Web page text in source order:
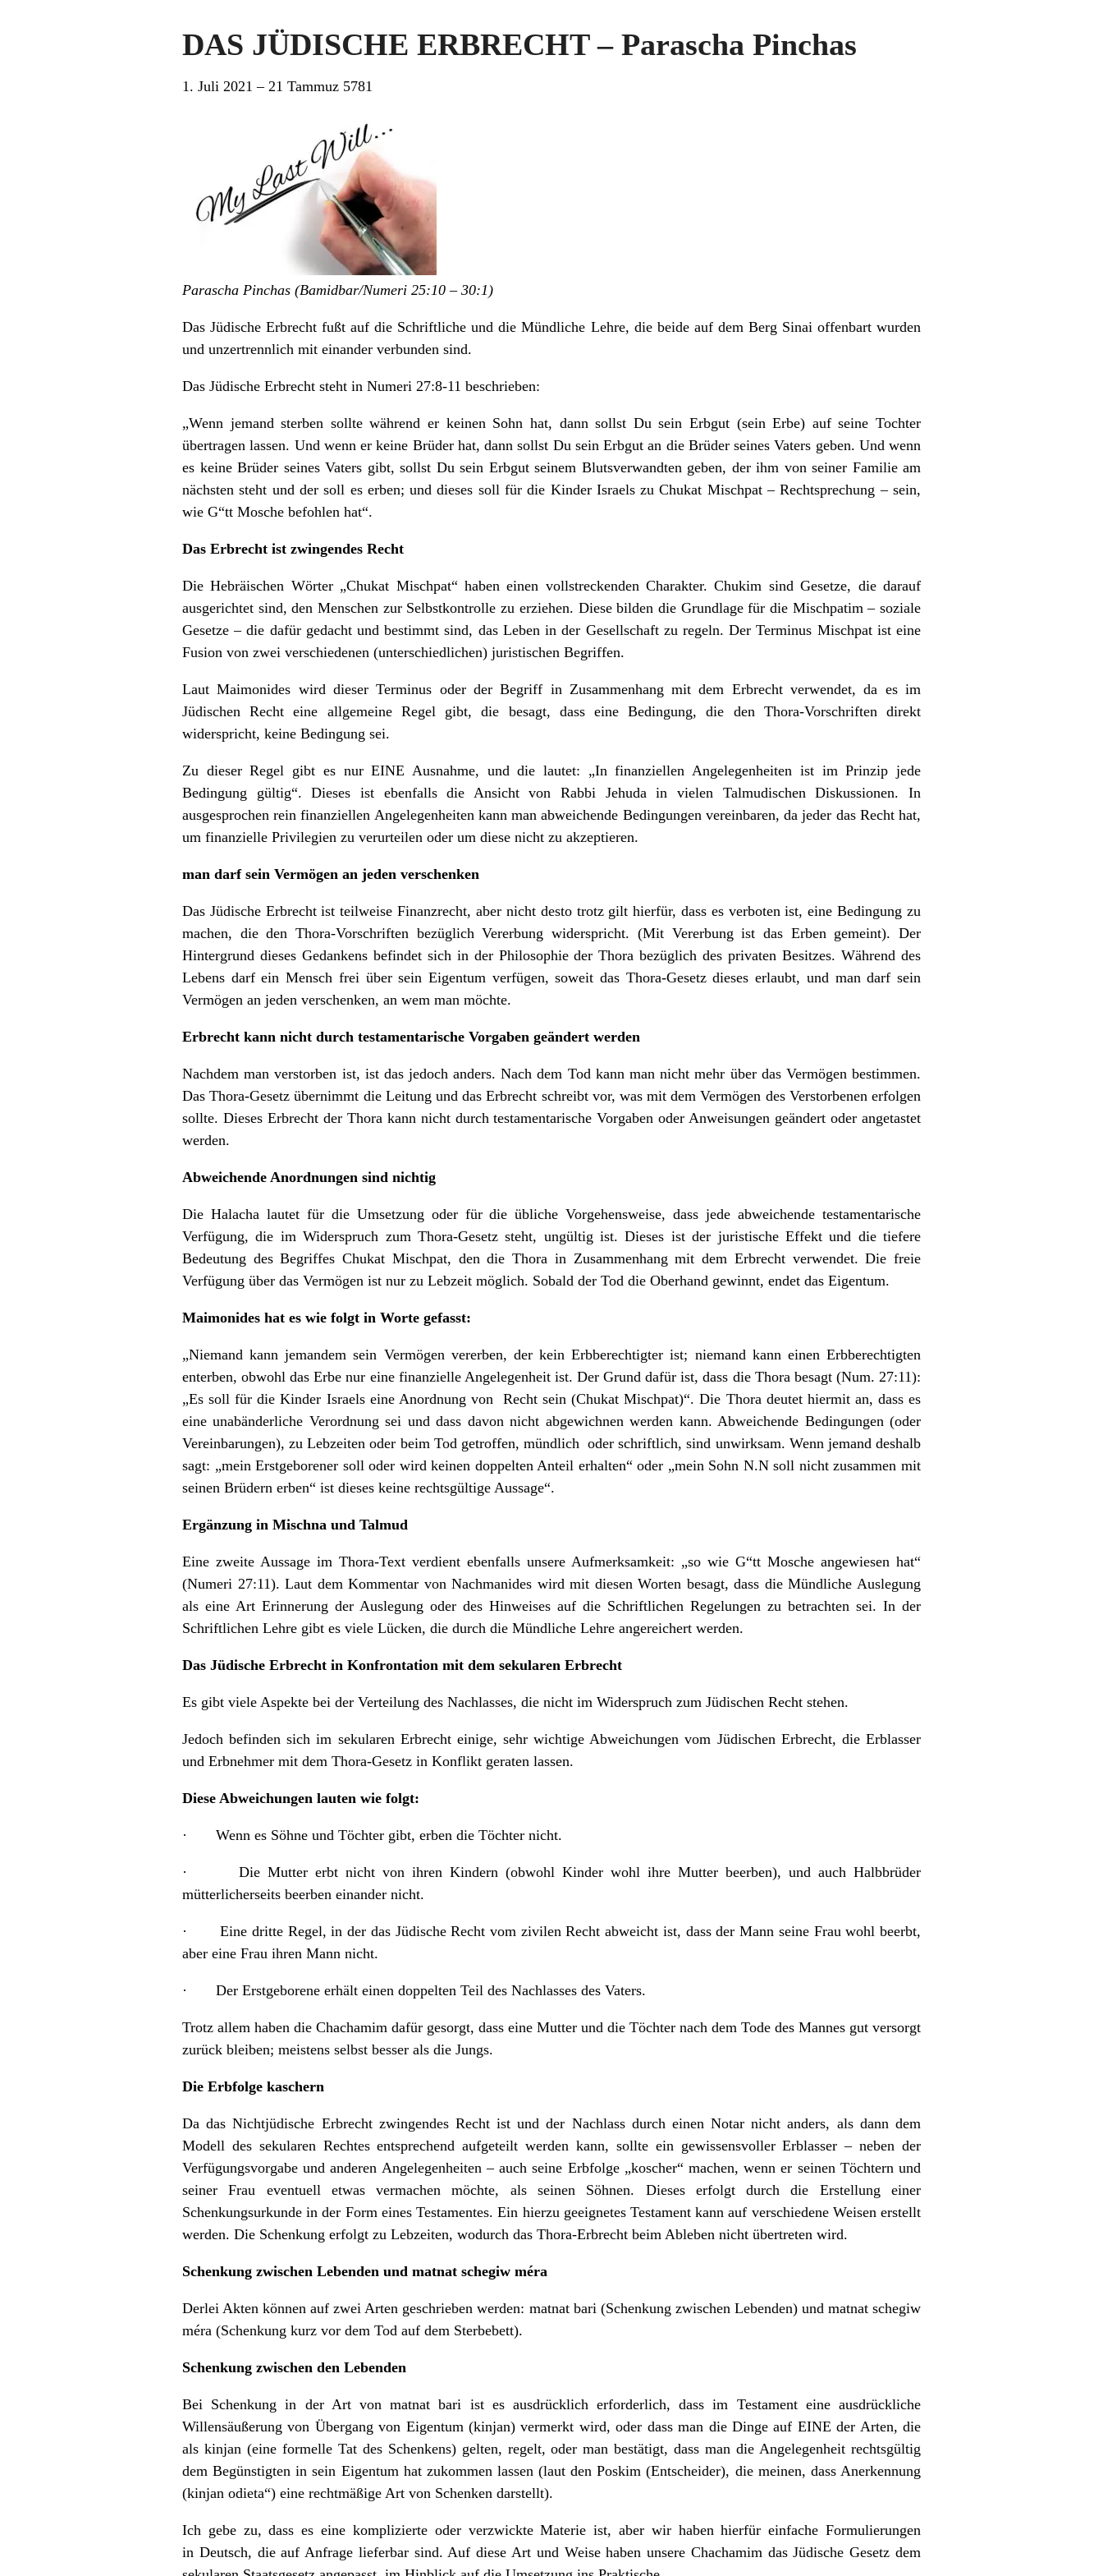
DAS JÜDISCHE ERBRECHT – Parascha Pinchas
1. Juli 2021 – 21 Tammuz 5781
Parascha Pinchas (Bamidbar/Numeri 25:10 – 30:1)
Das Jüdische Erbrecht fußt auf die Schriftliche und die Mündliche Lehre, die beide auf dem Berg Sinai offenbart wurden
und unzertrennlich mit einander verbunden sind.
Das Jüdische Erbrecht steht in Numeri 27:8-11 beschrieben:
„Wenn jemand sterben sollte während er keinen Sohn hat, dann sollst Du sein Erbgut (sein Erbe) auf seine Tochter
übertragen lassen. Und wenn er keine Brüder hat, dann sollst Du sein Erbgut an die Brüder seines Vaters geben. Und wenn
es keine Brüder seines Vaters gibt, sollst Du sein Erbgut seinem Blutsverwandten geben, der ihm von seiner Familie am
nächsten steht und der soll es erben; und dieses soll für die Kinder Israels zu Chukat Mischpat – Rechtsprechung – sein,
wie G“tt Mosche befohlen hat“.
Das Erbrecht ist zwingendes Recht
Die Hebräischen Wörter „Chukat Mischpat“ haben einen vollstreckenden Charakter. Chukim sind Gesetze, die darauf
ausgerichtet sind, den Menschen zur Selbstkontrolle zu erziehen. Diese bilden die Grundlage für die Mischpatim – soziale
Gesetze – die dafür gedacht und bestimmt sind, das Leben in der Gesellschaft zu regeln. Der Terminus Mischpat ist eine
Fusion von zwei verschiedenen (unterschiedlichen) juristischen Begriffen.
Laut Maimonides wird dieser Terminus oder der Begriff in Zusammenhang mit dem Erbrecht verwendet, da es im
Jüdischen Recht eine allgemeine Regel gibt, die besagt, dass eine Bedingung, die den Thora-Vorschriften direkt
widerspricht, keine Bedingung sei.
Zu dieser Regel gibt es nur EINE Ausnahme, und die lautet: „In finanziellen Angelegenheiten ist im Prinzip jede
Bedingung gültig“. Dieses ist ebenfalls die Ansicht von Rabbi Jehuda in vielen Talmudischen Diskussionen. In
ausgesprochen rein finanziellen Angelegenheiten kann man abweichende Bedingungen vereinbaren, da jeder das Recht hat,
um finanzielle Privilegien zu verurteilen oder um diese nicht zu akzeptieren.
man darf sein Vermögen an jeden verschenken
Das Jüdische Erbrecht ist teilweise Finanzrecht, aber nicht desto trotz gilt hierfür, dass es verboten ist, eine Bedingung zu
machen, die den Thora-Vorschriften bezüglich Vererbung widerspricht. (Mit Vererbung ist das Erben gemeint). Der
Hintergrund dieses Gedankens befindet sich in der Philosophie der Thora bezüglich des privaten Besitzes. Während des
Lebens darf ein Mensch frei über sein Eigentum verfügen, soweit das Thora-Gesetz dieses erlaubt, und man darf sein
Vermögen an jeden verschenken, an wem man möchte.
Erbrecht kann nicht durch testamentarische Vorgaben geändert werden
Nachdem man verstorben ist, ist das jedoch anders. Nach dem Tod kann man nicht mehr über das Vermögen bestimmen.
Das Thora-Gesetz übernimmt die Leitung und das Erbrecht schreibt vor, was mit dem Vermögen des Verstorbenen erfolgen
sollte. Dieses Erbrecht der Thora kann nicht durch testamentarische Vorgaben oder Anweisungen geändert oder angetastet
werden.
Abweichende Anordnungen sind nichtig
Die Halacha lautet für die Umsetzung oder für die übliche Vorgehensweise, dass jede abweichende testamentarische
Verfügung, die im Widerspruch zum Thora-Gesetz steht, ungültig ist. Dieses ist der juristische Effekt und die tiefere
Bedeutung des Begriffes Chukat Mischpat, den die Thora in Zusammenhang mit dem Erbrecht verwendet. Die freie
Verfügung über das Vermögen ist nur zu Lebzeit möglich. Sobald der Tod die Oberhand gewinnt, endet das Eigentum.
Maimonides hat es wie folgt in Worte gefasst:
„Niemand kann jemandem sein Vermögen vererben, der kein Erbberechtigter ist; niemand kann einen Erbberechtigten
enterben, obwohl das Erbe nur eine finanzielle Angelegenheit ist. Der Grund dafür ist, dass die Thora besagt (Num. 27:11):
„Es soll für die Kinder Israels eine Anordnung von Recht sein (Chukat Mischpat)“. Die Thora deutet hiermit an, dass es
eine unabänderliche Verordnung sei und dass davon nicht abgewichnen werden kann. Abweichende Bedingungen (oder
Vereinbarungen), zu Lebzeiten oder beim Tod getroffen, mündlich oder schriftlich, sind unwirksam. Wenn jemand deshalb
sagt: „mein Erstgeborener soll oder wird keinen doppelten Anteil erhalten“ oder „mein Sohn N.N soll nicht zusammen mit
seinen Brüdern erben“ ist dieses keine rechtsgültige Aussage“.
Ergänzung in Mischna und Talmud
Eine zweite Aussage im Thora-Text verdient ebenfalls unsere Aufmerksamkeit: „so wie G“tt Mosche angewiesen hat“
(Numeri 27:11). Laut dem Kommentar von Nachmanides wird mit diesen Worten besagt, dass die Mündliche Auslegung
als eine Art Erinnerung der Auslegung oder des Hinweises auf die Schriftlichen Regelungen zu betrachten sei. In der
Schriftlichen Lehre gibt es viele Lücken, die durch die Mündliche Lehre angereichert werden.
Das Jüdische Erbrecht in Konfrontation mit dem sekularen Erbrecht
Es gibt viele Aspekte bei der Verteilung des Nachlasses, die nicht im Widerspruch zum Jüdischen Recht stehen.
Jedoch befinden sich im sekularen Erbrecht einige, sehr wichtige Abweichungen vom Jüdischen Erbrecht, die Erblasser
und Erbnehmer mit dem Thora-Gesetz in Konflikt geraten lassen.
Diese Abweichungen lauten wie folgt:
· Wenn es Söhne und Töchter gibt, erben die Töchter nicht.
· Die Mutter erbt nicht von ihren Kindern (obwohl Kinder wohl ihre Mutter beerben), und auch Halbbrüder
mütterlicherseits beerben einander nicht.
· Eine dritte Regel, in der das Jüdische Recht vom zivilen Recht abweicht ist, dass der Mann seine Frau wohl beerbt,
aber eine Frau ihren Mann nicht.
· Der Erstgeborene erhält einen doppelten Teil des Nachlasses des Vaters.
Trotz allem haben die Chachamim dafür gesorgt, dass eine Mutter und die Töchter nach dem Tode des Mannes gut versorgt
zurück bleiben; meistens selbst besser als die Jungs.
Die Erbfolge kaschern
Da das Nichtjüdische Erbrecht zwingendes Recht ist und der Nachlass durch einen Notar nicht anders, als dann dem
Modell des sekularen Rechtes entsprechend aufgeteilt werden kann, sollte ein gewissensvoller Erblasser – neben der
Verfügungsvorgabe und anderen Angelegenheiten – auch seine Erbfolge „koscher“ machen, wenn er seinen Töchtern und
seiner Frau eventuell etwas vermachen möchte, als seinen Söhnen. Dieses erfolgt durch die Erstellung einer
Schenkungsurkunde in der Form eines Testamentes. Ein hierzu geeignetes Testament kann auf verschiedene Weisen erstellt
werden. Die Schenkung erfolgt zu Lebzeiten, wodurch das Thora-Erbrecht beim Ableben nicht übertreten wird.
Schenkung zwischen Lebenden und matnat schegiw méra
Derlei Akten können auf zwei Arten geschrieben werden: matnat bari (Schenkung zwischen Lebenden) und matnat schegiw
méra (Schenkung kurz vor dem Tod auf dem Sterbebett).
Schenkung zwischen den Lebenden
Bei Schenkung in der Art von matnat bari ist es ausdrücklich erforderlich, dass im Testament eine ausdrückliche
Willensäußerung von Übergang von Eigentum (kinjan) vermerkt wird, oder dass man die Dinge auf EINE der Arten, die
als kinjan (eine formelle Tat des Schenkens) gelten, regelt, oder man bestätigt, dass man die Angelegenheit rechtsgültig
dem Begünstigten in sein Eigentum hat zukommen lassen (laut den Poskim (Entscheider), die meinen, dass Anerkennung
(kinjan odieta“) eine rechtmäßige Art von Schenken darstellt).
Ich gebe zu, dass es eine komplizierte oder verzwickte Materie ist, aber wir haben hierfür einfache Formulierungen
in Deutsch, die auf Anfrage lieferbar sind. Auf diese Art und Weise haben unsere Chachamim das Jüdische Gesetz dem